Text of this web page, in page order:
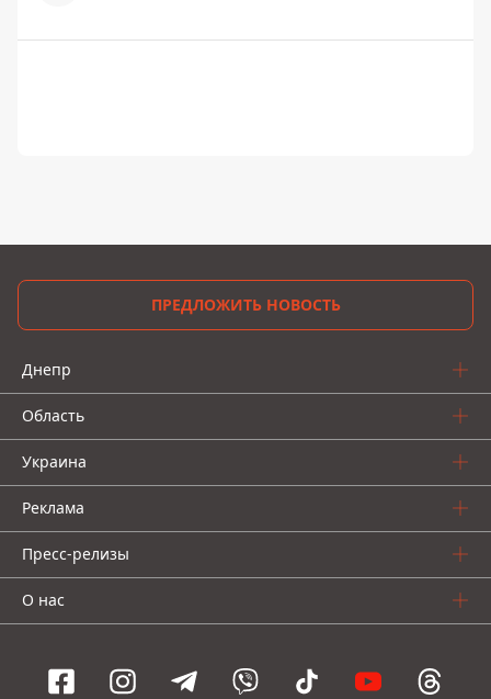
ПРЕДЛОЖИТЬ НОВОСТЬ
Днепр
Область
Украина
Реклама
Пресс-релизы
О нас